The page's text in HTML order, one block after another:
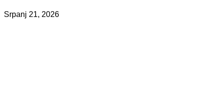
Srpanj 21, 2026